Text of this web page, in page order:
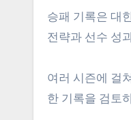
승패 기록은 대
전략과 선수 성
여러 시즌에 걸
한 기록을 검토